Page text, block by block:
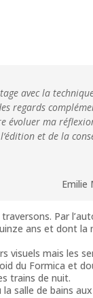
avec la
regards
évoluer ma
et de la
Emilie
Par
ans et dont la
visuels mais les
du Formica et
trains de nuit.
salle de bains